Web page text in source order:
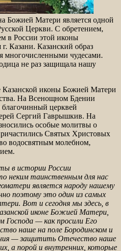
Божией Матери является одной
Церкви. С обретением,
в России этой иконы
Казани. Казанский образ
многочисленными чудесами.
не раз защищала нашу
иконы Божией Матери
На Всенощном Бдении
церквей
Сергий Гаврышкив. На
особые молитвы о
Святых Христовых
водосвятным молебном,
в истории России
неким таинственным для нас
является народу нашему
поэтому это один из самых
Вот и сегодня мы здесь, в
иконе Божией Матери,
Господа — как просили Его
наше на поле Бородинском и
— защитить Отечество наше
а порой и внутренних, которые